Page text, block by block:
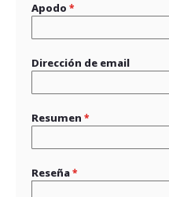
Apodo
Dirección de email
Resumen
Reseña